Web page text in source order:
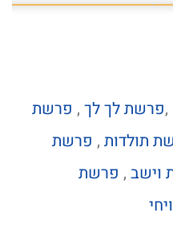
,פרשת לך לך , פרשת
תולדות , פרשת
וישב , פרשת